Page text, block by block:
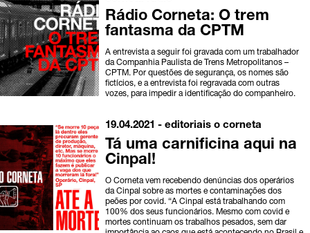
Rádio Corneta: O trem
fantasma da CPTM
A entrevista a seguir foi gravada com um trabalhador
da Companhia Paulista de Trens Metropolitanos –
CPTM. Por questões de segurança, os nomes são
fictícios, e a entrevista foi regravada com outras
vozes, para impedir a identificação do companheiro.
19.04.2021 -editoriais o corneta
Tá uma carnificina aqui na
Cinpal!
O Corneta vem recebendo denúncias dos operários
da Cinpal sobre as mortes e contaminações dos
peões por covid. “A Cinpal está trabalhando com
100% dos seus funcionários. Mesmo com covid e
mortes continuam os trabalhos pesados, sem dar